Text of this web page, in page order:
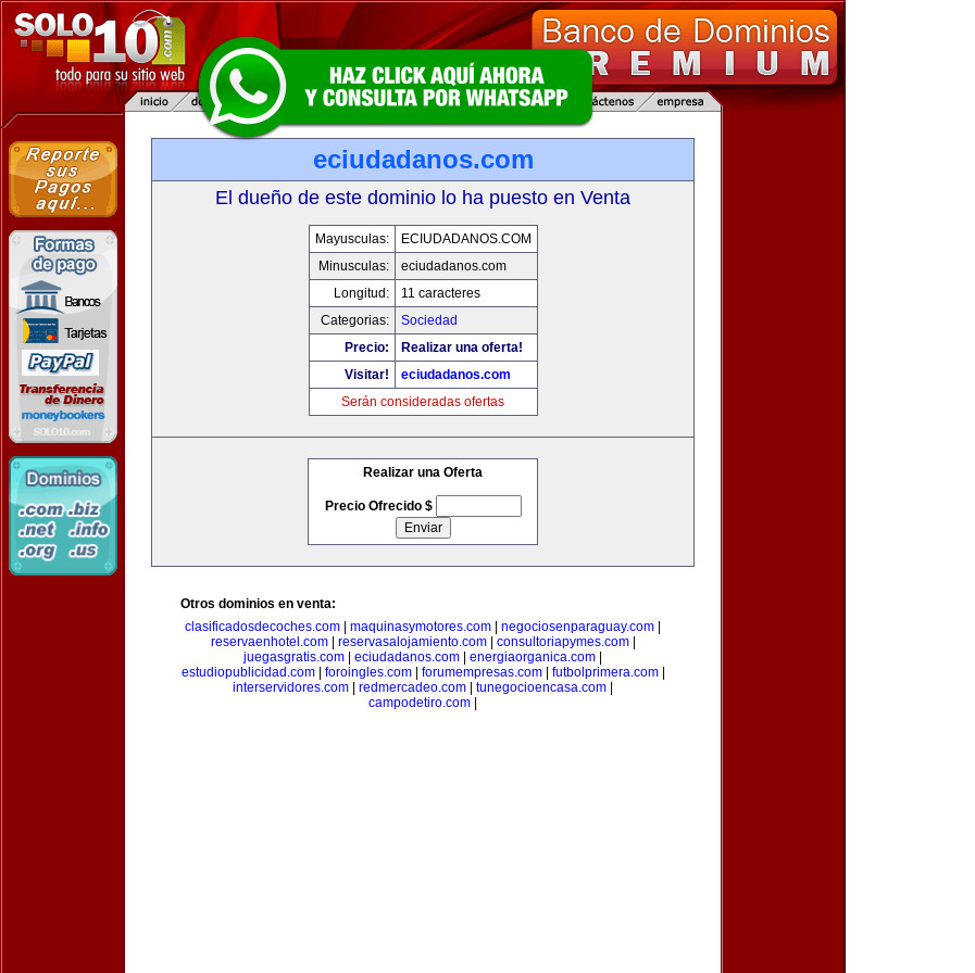
eciudadanos.com
El dueño de este dominio lo ha puesto en Venta
Mayusculas:
ECIUDADANOS.COM
Minusculas:
eciudadanos.com
Longitud:
11 caracteres
Categorias:
Sociedad
Precio:
Realizar una oferta!
Visitar!
eciudadanos.com
Serán consideradas ofertas
Realizar una Oferta
Precio Ofrecido $
Otros dominios en venta:
clasificadosdecoches.com
maquinasymotores.com negociosenparaguay.com
reservaenhotel.com| reservasalojamiento.com| consultoriapymes.com|
juegasgratis.com
eciudadanos.com energiaorganica.com
estudiopublicidad.com| foroingles.com| forumempresas.com| futbolprimera.com|
interservidores.com
redmercadeo.com tunegocioencasa.com
campodetiro.com